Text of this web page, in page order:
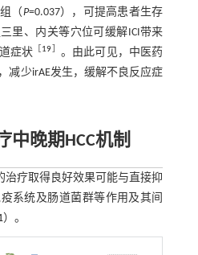
（P=0.037），可提高患者生存
里、内关等穴位可缓解ICI带来
症状
19
。由此可见，中医药
减少irAE发生，缓解不良反应症
中晚期HCC机制
治疗取得良好效果可能与直接抑
系统及肠道菌群等作用及其间
）。